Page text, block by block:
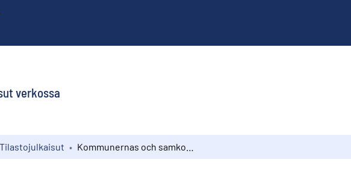
verkossa
Tilastojulkaisut